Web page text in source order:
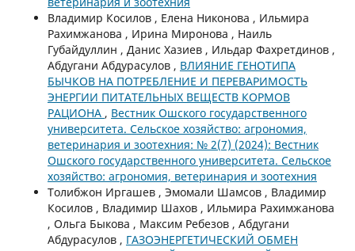
Владимир Косилов , Елена Никонова , Ильмира
Рахимжанова , Ирина Миронова , Наиль
Губайдуллин , Данис Хазиев , Ильдар Фахретдинов ,
Абдугани Абдурасулов , ВЛИЯНИЕ ГЕНОТИПА
БЫЧКОВ НА ПОТРЕБЛЕНИЕ И ПЕРЕВАРИМОСТЬ
ЭНЕРГИИ ПИТАТЕЛЬНЫХ ВЕЩЕСТВ КОРМОВ
РАЦИОНА , Вестник Ошского государственного
университета. Сельское хозяйство: агрономия,
ветеринария и зоотехния: № 2(7) (2024): Вестник
Ошского государственного университета. Сельское
хозяйство: агрономия, ветеринария и зоотехния
Толибжон Иргашев , Эмомали Шамсов , Владимир
Косилов , Владимир Шахов , Ильмира Рахимжанова
, Ольга Быкова , Максим Ребезов , Абдугани
Абдурасулов , ГАЗОЭНЕРГЕТИЧЕСКИЙ ОБМЕН